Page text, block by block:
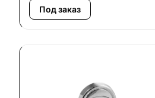
Под заказ